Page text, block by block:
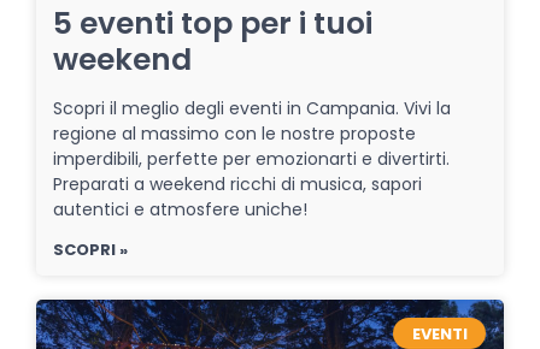
5 eventi top per i tuoi
weekend
Scopri il meglio degli eventi in Campania. Vivi la
regione al massimo con le nostre proposte
imperdibili, perfette per emozionarti e divertirti.
Preparati a weekend ricchi di musica, sapori
autentici e atmosfere uniche!
SCOPRI »
EVENTI